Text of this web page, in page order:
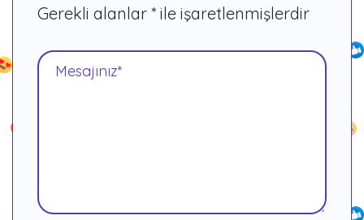
Gerekli alanlar * ile işaretlenmişlerdir